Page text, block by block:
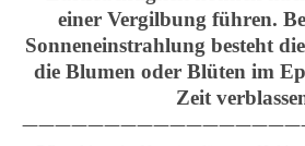
einer Vergilbung führen.
Sonneneinstrahlung besteht
die Blumen oder Blüten im
Zeit